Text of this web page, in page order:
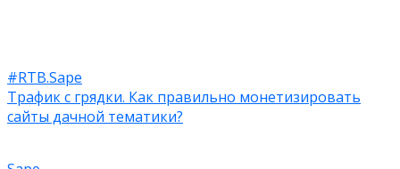
#RTB.Sape
Трафик с грядки. Как правильно монетизировать
сайты дачной тематики?